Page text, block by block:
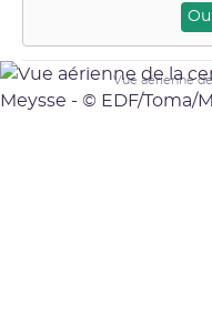
Vue aérienne